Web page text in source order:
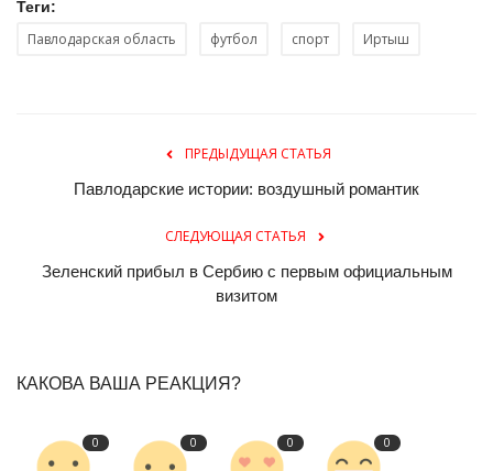
Теги:
Павлодарская область футбол спорт Иртыш
ПРЕДЫДУЩАЯ СТАТЬЯ
Павлодарские истории: воздушный романтик
СЛЕДУЮЩАЯ СТАТЬЯ
Зеленский прибыл в Сербию с первым официальным
визитом
КАКОВА ВАША РЕАКЦИЯ?
0 0 0 0